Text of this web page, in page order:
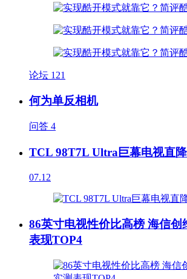
论坛 121
何为单反相机
问答 4
TCL 98T7L Ultra巨幕电视直
07.12
86英寸电视性价比高榜 海信创
表现TOP4